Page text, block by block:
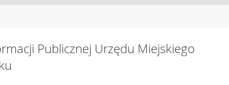
Publicznej Urzędu Miejskiego